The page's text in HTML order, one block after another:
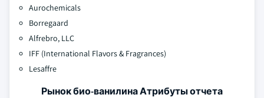
Aurochemicals
Borregaard
Alfrebro, LLC
IFF (International Flavors & Fragrances)
Lesaffre
Рынок био-ванилина Атрибуты отчета